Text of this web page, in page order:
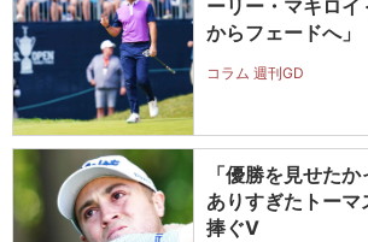
ーリー・マキロ
からフェードへ」
コラム 週刊GD
「優勝を見せた
ありすぎたトー
捧ぐV